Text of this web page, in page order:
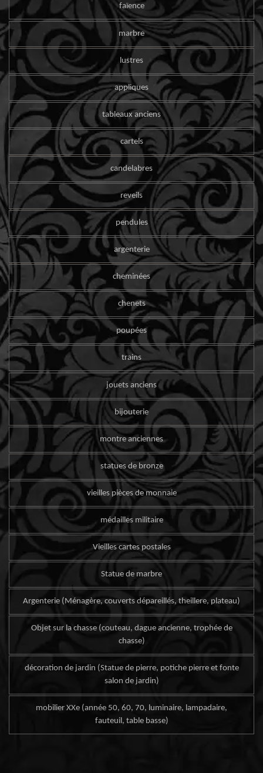
faïence
marbre
lustres
appliques
tableaux anciens
cartels
candelabres
reveils
pendules
argenterie
cheminées
chenets
poupées
trains
jouets anciens
bijouterie
montre anciennes
statues de bronze
vieilles pièces de monnaie
médailles militaire
Vieilles cartes postales
Statue de marbre
Argenterie (Ménagère, couverts dépareillés, theillere, plateau)
Objet sur la chasse (couteau, dague ancienne, trophée de
chasse)
décoration de jardin (Statue de pierre, potiche pierre et fonte
salon de jardin)
mobilier XXe (année 50, 60, 70, luminaire, lampadaire,
fauteuil, table basse)